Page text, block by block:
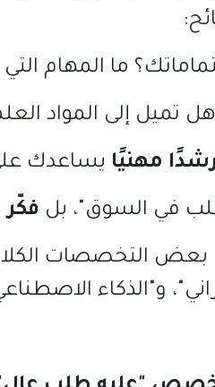
:
ما المهام
هل تميل إلى المواد
مهنيًا يساعدك
في السوق "، بل
بعض التخصصات
"، و"الذكاء